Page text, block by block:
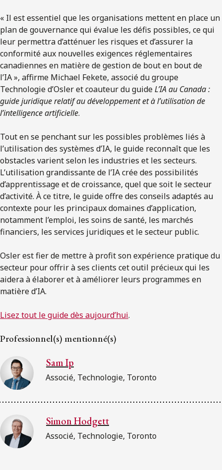
« Il est essentiel que les organisations mettent en place un
plan de gouvernance qui évalue les défis possibles, ce qui
leur permettra d’atténuer les risques et d’assurer la
conformité aux nouvelles exigences réglementaires
canadiennes en matière de gestion de bout en bout de
l’IA », affirme Michael Fekete, associé du groupe
Technologie d’Osler et coauteur du guideL’IA au Canada :
guide juridique relatif au développement et à l’utilisation de
l’intelligence artificielle.
Tout en se penchant sur les possibles problèmes liés à
l’utilisation des systèmes d’IA, le guide reconnaît que les
obstacles varient selon les industries et les secteurs.
L’utilisation grandissante de l’IA crée des possibilités
d’apprentissage et de croissance, quel que soit le secteur
d’activité. À ce titre, le guide offre des conseils adaptés au
contexte pour les principaux domaines d’application,
notamment l’emploi, les soins de santé, les marchés
financiers, les services juridiques et le secteur public.
Osler est fier de mettre à profit son expérience pratique du
secteur pour offrir à ses clients cet outil précieux qui les
aidera à élaborer et à améliorer leurs programmes en
matière d’IA.
Lisez tout le guide dès aujourd’hui.
Professionnel(s) mentionné(s)
Sam Ip
Associé, Technologie, Toronto
Simon Hodgett
Associé, Technologie, Toronto